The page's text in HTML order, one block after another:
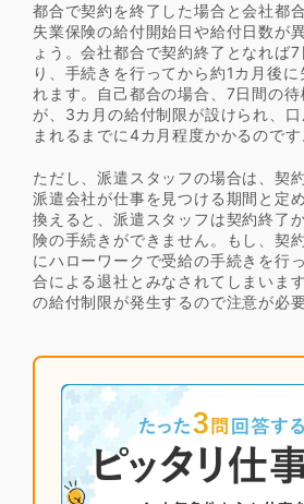
都合で契約を終了した場合と会社都
失業保険の給付開始日や給付日数が
ょう。会社都合で契約終了となれば
り、手続きを行ってから約1カ月後
れます。自己都合の場合、7日間の
が、3カ月の給付制限が設けられ、
まれるまでに4カ月程度かかるのです
ただし、派遣スタッフの場合は、契
派遣会社が仕事を見つける期間と定
換えると、派遣スタッフは契約終了
険の手続きができません。もし、契
にハローワークで受給の手続きを行
合による退社とみなされてしまいま
の給付制限が発生するので注意が必要